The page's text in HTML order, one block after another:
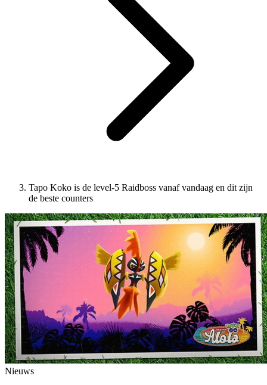
Tapo Koko is de level-5 Raidboss vanaf vandaag en dit zijn
de beste counters
Nieuws